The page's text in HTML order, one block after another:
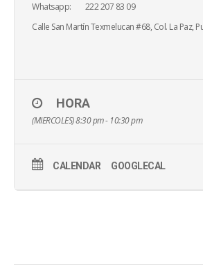
Whatsapp: 222 207 83 09
Calle San Martín Texmelucan #68, Col. La Paz,
HORA
(MIERCOLES) 8:30 pm - 10:30 pm
CALENDAR GOOGLECAL